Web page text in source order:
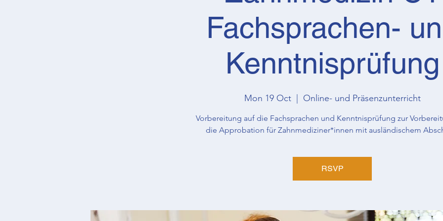
Fachsprachen-
Kenntnisprüfung
Mon 19 Oct
  |
Online- und Präsenzunterricht
Vorbereitung auf die Fachsprachen und Kenntnisprüfung zur
die Approbation für Zahnmediziner*innen mit ausländischem
RSVP